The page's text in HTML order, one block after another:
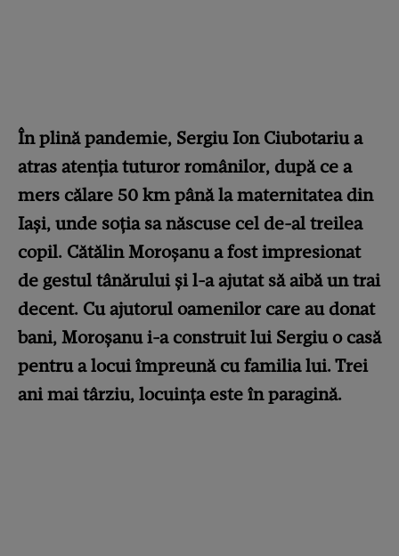
În plină pandemie, Sergiu Ion Ciubotariu a
atras atenția tuturor românilor, după ce a
mers călare 50 km până la maternitatea din
Iași, unde soția sa născuse cel de-al treilea
copil. Cătălin Moroșanu a fost impresionat
de gestul tânărului și l-a ajutat să aibă un trai
decent. Cu ajutorul oamenilor care au donat
bani, Moroșanu i-a construit lui Sergiu o casă
pentru a locui împreună cu familia lui. Trei
ani mai târziu, locuința este în paragină.